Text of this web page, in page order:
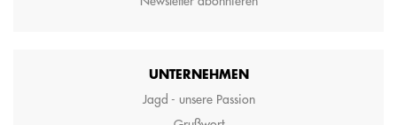
UNTERNEHMEN
Jagd - unsere Passion